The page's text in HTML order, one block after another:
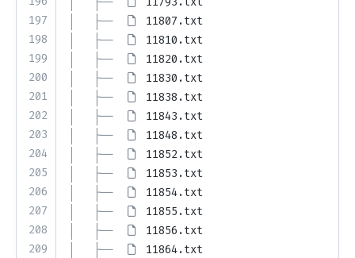
197
198
199
200
201
202
203
204
205
206
207
208
209
│   ├──
11807.txt
│   ├──
11810.txt
│   ├──
11820.txt
│   ├──
11830.txt
│   ├──
11838.txt
│   ├──
11843.txt
│   ├──
11848.txt
│   ├──
11852.txt
│   ├──
11853.txt
│   ├──
11854.txt
│   ├──
11855.txt
│   ├──
11856.txt
│   ├──
11864.txt